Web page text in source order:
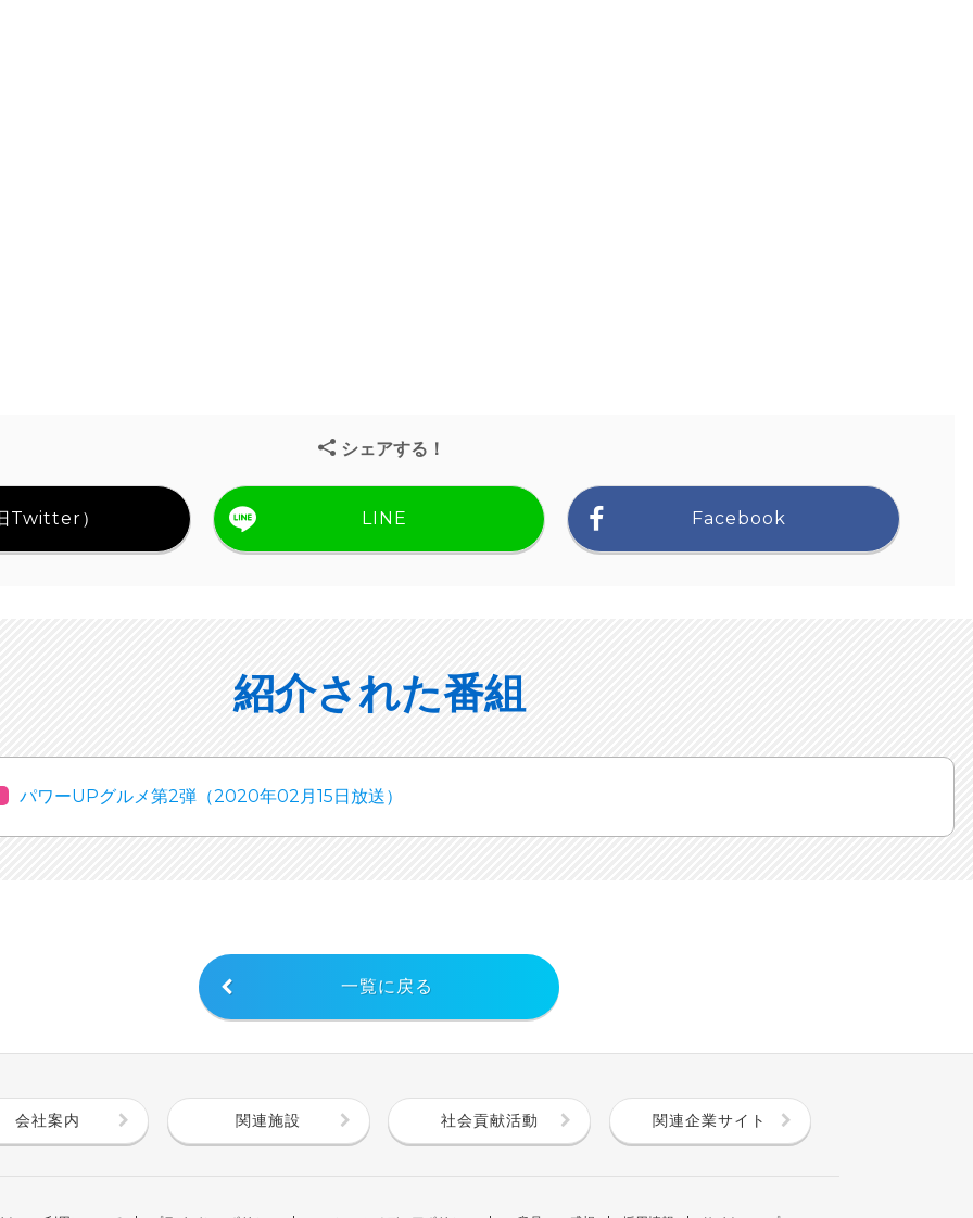
シェアする！
Twitter） LINE Facebook
紹介された番組
パワーUPグルメ第2弾（2020年02月15日放送）
一覧に戻る
会社案内 関連施設 社会貢献活動 関連企業サイト